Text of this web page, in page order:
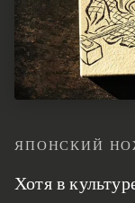
ЯПОНСКИЙ
Хотя в